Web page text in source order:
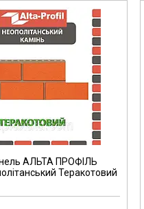
АЛЬТА ПРОФІЛЬ
Теракотовий